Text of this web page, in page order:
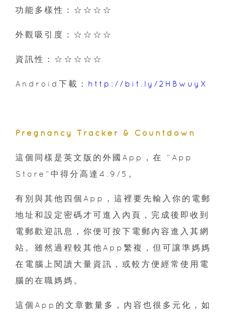
功能多樣性：☆☆☆☆
外觀吸引度：☆☆☆☆
資訊性：☆☆☆☆☆
Android下載： http://bit.ly/2HBwuyX
Pregnancy Tracker & Countdown
這個同樣是英文版的外國App，在 “App
Store”中得分高達4.9/5。
有別與其他四個App，這裡要先輸入你的電郵
地址和設定密碼才可進入內頁，完成後即收到
電郵歡迎訊息，你便可按下電郵內容進入其網
站。雖然過程較其他App繁複，但可讓準媽媽
在電腦上閱讀大量資訊，或較方便經常使用電
腦的在職媽媽。
這個App的文章數量多，內容也很多元化，如